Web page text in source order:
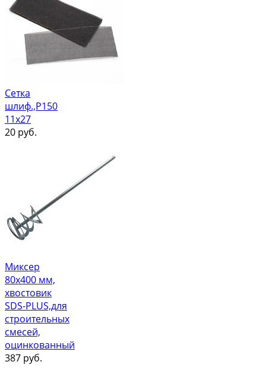
Сетка
шлиф.,Р150
11х27
20 руб.
Миксер
80х400 мм,
хвостовик
SDS-PLUS,для
строительных
смесей,
оцинкованный
387 руб.